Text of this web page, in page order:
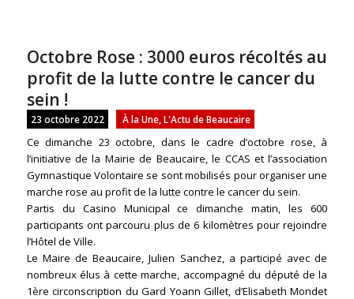
Octobre Rose : 3000 euros récoltés au
profit de la lutte contre le cancer du
sein !
23 octobre 2022 À la Une, L'Actu de Beaucaire
Ce dimanche 23 octobre, dans le cadre d’octobre rose, à
l’initiative de la Mairie de Beaucaire, le CCAS et l’association
Gymnastique Volontaire se sont mobilisés pour organiser une
marche rose au profit de la lutte contre le cancer du sein.
Partis du Casino Municipal ce dimanche matin, les 600
participants ont parcouru plus de 6 kilomètres pour rejoindre
l’Hôtel de Ville.
Le Maire de Beaucaire, Julien Sanchez, a participé avec de
nombreux élus à cette marche, accompagné du député de la
1ère circonscription du Gard Yoann Gillet, d’Elisabeth Mondet